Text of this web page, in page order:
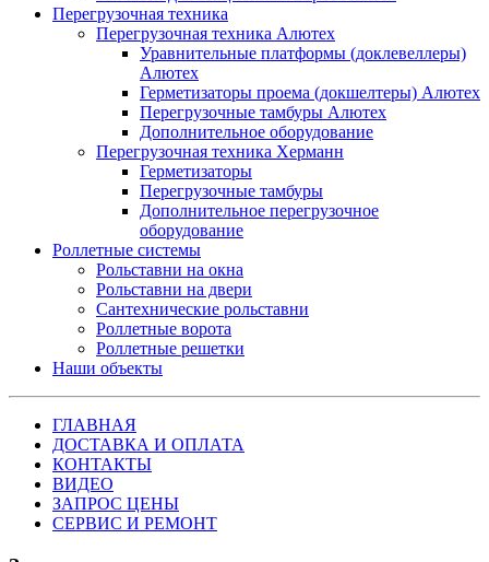
Перегрузочная техника
Перегрузочная техника Алютех
Уравнительные платформы (доклевеллеры)
Алютех
Герметизаторы проема (докшелтеры) Алютех
Перегрузочные тамбуры Алютех
Дополнительное оборудование
Перегрузочная техника Херманн
Герметизаторы
Перегрузочные тамбуры
Дополнительное перегрузочное
оборудование
Роллетные системы
Рольставни на окна
Рольставни на двери
Сантехнические рольставни
Роллетные ворота
Роллетные решетки
Наши объекты
ГЛАВНАЯ
ДОСТАВКА И ОПЛАТА
КОНТАКТЫ
ВИДЕО
ЗАПРОС ЦЕНЫ
СЕРВИС И РЕМОНТ